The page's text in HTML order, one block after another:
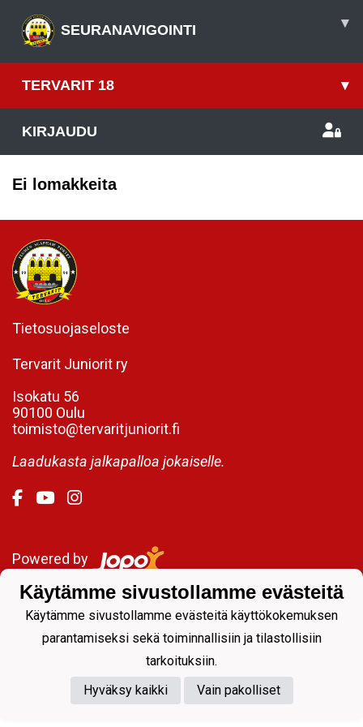
SEURANAVIGOINTI ▾
TERVARIT 18 ▾
KIRJAUDU
Ei lomakkeita
Tietosuojaseloste
Tervarit Juniorit ry
Isokatu 56
90100 Oulu
toimisto@tervaritjuniorit.fi
Laadukasta jalkapalloa jokaiselle.
Powered by
Käytämme sivustollamme evästeitä
Käytämme sivustollamme evästeitä käyttökokemuksen
parantamiseksi sekä toiminnallisiin ja tilastollisiin
tarkoituksiin.
Hyväksy kaikki
Vain pakolliset